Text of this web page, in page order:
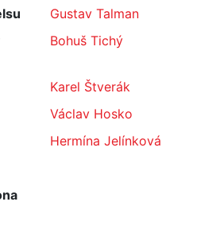
Gustav Talman
Bohuš Tichý
Karel Štverák
Václav Hosko
Hermína Jelínková